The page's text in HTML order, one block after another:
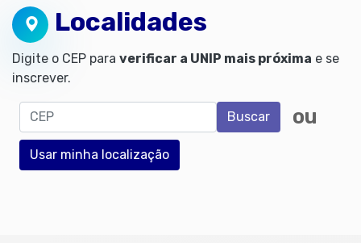
Localidades
Digite o CEP para verificar a UNIP mais próxima e se
inscrever.
CEP Buscar ou
Usar minha localização